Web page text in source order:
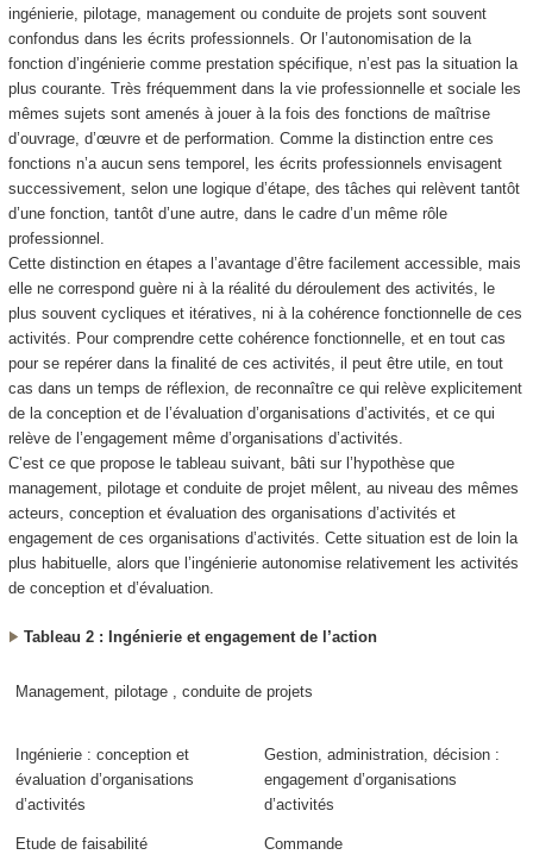
ingénierie, pilotage, management ou conduite de projets sont souvent
confondus dans les écrits professionnels. Or l’autonomisation de la
fonction d’ingénierie comme prestation spécifique, n’est pas la situation la
plus courante. Très fréquemment dans la vie professionnelle et sociale les
mêmes sujets sont amenés à jouer à la fois des fonctions de maîtrise
d’ouvrage, d’œuvre et de performation. Comme la distinction entre ces
fonctions n’a aucun sens temporel, les écrits professionnels envisagent
successivement, selon une logique d’étape, des tâches qui relèvent tantôt
d’une fonction, tantôt d’une autre, dans le cadre d’un même rôle
professionnel.
Cette distinction en étapes a l’avantage d’être facilement accessible, mais
elle ne correspond guère ni à la réalité du déroulement des activités, le
plus souvent cycliques et itératives, ni à la cohérence fonctionnelle de ces
activités. Pour comprendre cette cohérence fonctionnelle, et en tout cas
pour se repérer dans la finalité de ces activités, il peut être utile, en tout
cas dans un temps de réflexion, de reconnaître ce qui relève explicitement
de la conception et de l’évaluation d’organisations d’activités, et ce qui
relève de l’engagement même d’organisations d’activités.
C’est ce que propose le tableau suivant, bâti sur l’hypothèse que
management, pilotage et conduite de projet mêlent, au niveau des mêmes
acteurs, conceptionet évaluationdes organisations d’activités et
engagementde ces organisations d’activités. Cette situation est de loin la
plus habituelle, alors que l’ingénierie autonomise relativement les activités
de conception et d’évaluation.
Tableau 2 : Ingénierie et engagement de l’action
Management, pilotage , conduite de projets
Ingénierie : conception et
évaluation d’organisations
d’activités
Gestion, administration, décision :
engagement d’organisations
d’activités
Etude de faisabilité
Commande